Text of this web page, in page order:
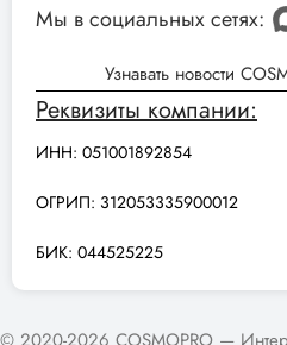
Мы в социальных сетях:
Узнавать новости
Реквизиты компании:
ИНН: 051001892854
ОГРИП: 312053335900012
БИК: 044525225